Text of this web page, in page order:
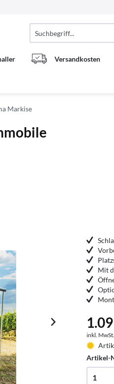
Versandkosten
Markise
Mit
inkl.
Artikel-